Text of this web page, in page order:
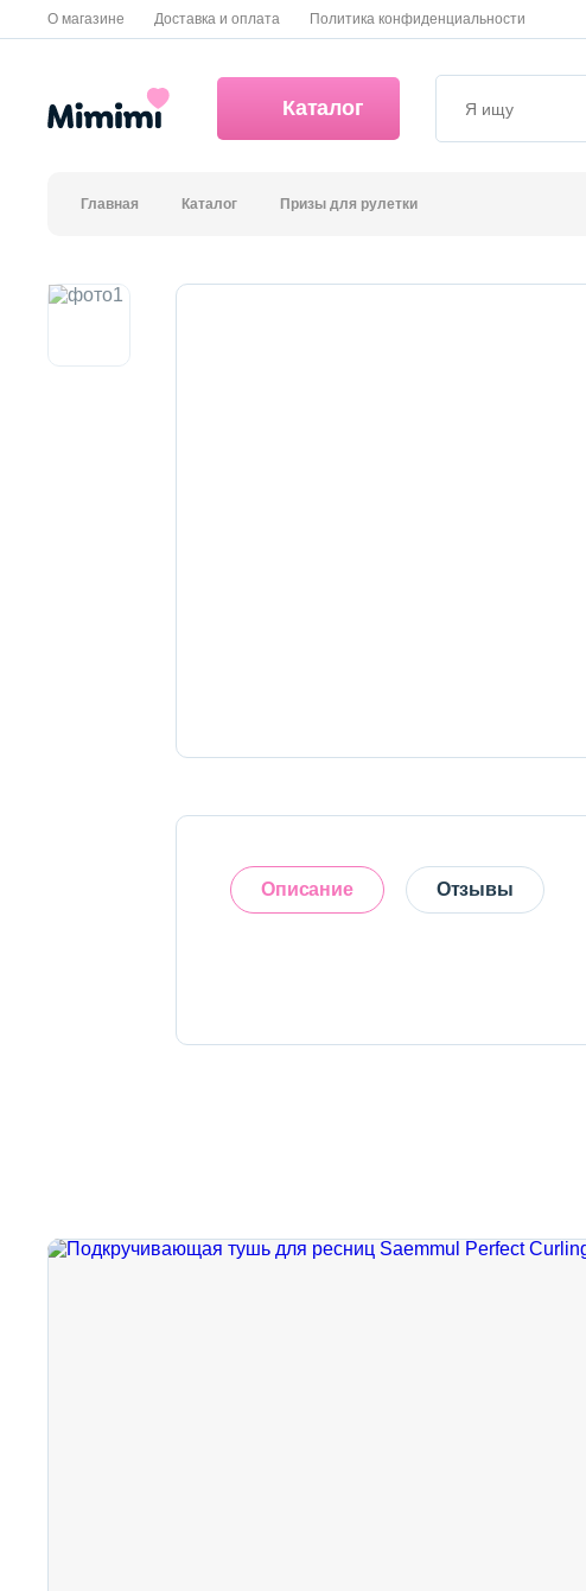
О магазине Доставка и оплата Политика конфиденциальности
Каталог
Главная Каталог Призы для рулетки
Описание Отзывы